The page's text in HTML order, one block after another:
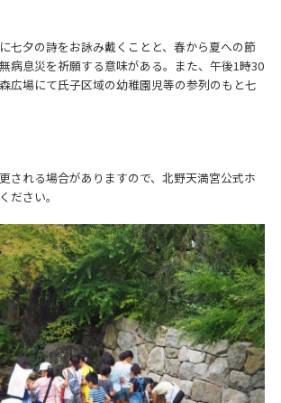
七夕の詩をお詠み戴くことと、春から夏への節
病息災を祈願する意味がある。また、午後1時30
広場にて氏子区域の幼稚園児等の参列のもと七
される場合がありますので、北野天満宮公式ホ
ださい。